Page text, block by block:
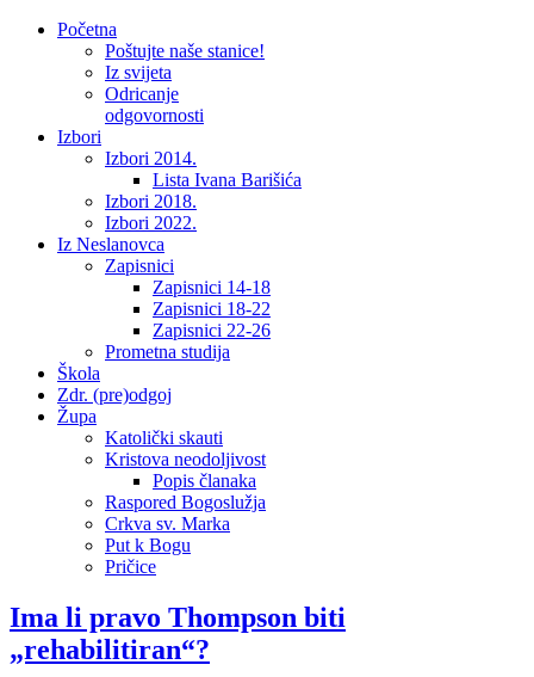
Početna
Poštujte naše stanice!
Iz svijeta
Odricanje
odgovornosti
Izbori
Izbori 2014.
Lista Ivana Barišića
Izbori 2018.
Izbori 2022.
Iz Neslanovca
Zapisnici
Zapisnici 14-18
Zapisnici 18-22
Zapisnici 22-26
Prometna studija
Škola
Zdr. (pre)odgoj
Župa
Katolički skauti
Kristova neodoljivost
Popis članaka
Raspored Bogoslužja
Crkva sv. Marka
Put k Bogu
Pričice
Ima li pravo Thompson biti
„rehabilitiran“?